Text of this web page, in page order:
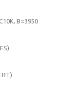
B=3950